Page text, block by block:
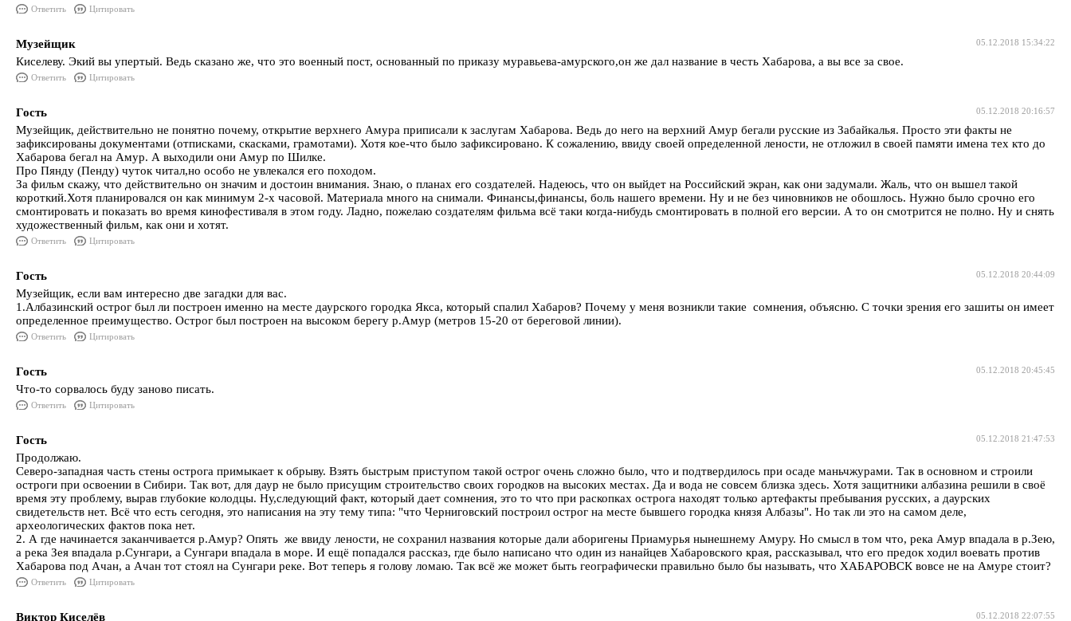
Ответить Цитировать
05.12.2018 15:34:22
Музейщик
Киселеву. Экий вы упертый. Ведь сказано же, что это военный пост, основанный по приказу муравьева-амурского,он же дал название в честь Хабарова, а вы все за свое.
Ответить Цитировать
05.12.2018 20:16:57
Гость
Музейщик, действительно не понятно почему, открытие верхнего Амура приписали к заслугам Хабарова. Ведь до него на верхний Амур бегали русские из Забайкалья. Просто эти факты не
зафиксированы документами (отписками, скасками, грамотами). Хотя кое-что было зафиксировано. К сожалению, ввиду своей определенной лености, не отложил в своей памяти имена тех кто до
Хабарова бегал на Амур. А выходили они Амур по Шилке.
Про Пянду (Пенду) чуток читал,но особо не увлекался его походом.
За фильм скажу, что действительно он значим и достоин внимания. Знаю, о планах его создателей. Надеюсь, что он выйдет на Российский экран, как они задумали. Жаль, что он вышел такой
короткий.Хотя планировался он как минимум 2-х часовой. Материала много на снимали. Финансы,финансы, боль нашего времени. Ну и не без чиновников не обошлось. Нужно было срочно его
смонтировать и показать во время кинофестиваля в этом году. Ладно, пожелаю создателям фильма всё таки когда-нибудь смонтировать в полной его версии. А то он смотрится не полно. Ну и снять
художественный фильм, как они и хотят.
Ответить Цитировать
05.12.2018 20:44:09
Гость
Музейщик, если вам интересно две загадки для вас.
1.Албазинский острог был ли построен именно на месте даурского городка Якса, который спалил Хабаров? Почему у меня возникли такие сомнения, объясню. С точки зрения его зашиты он имеет
определенное преимущество. Острог был построен на высоком берегу р.Амур (метров 15-20 от береговой линии).
Ответить Цитировать
05.12.2018 20:45:45
Гость
Что-то сорвалось буду заново писать.
Ответить Цитировать
05.12.2018 21:47:53
Гость
Продолжаю.
Северо-западная часть стены острога примыкает к обрыву. Взять быстрым приступом такой острог очень сложно было, что и подтвердилось при осаде маньчжурами. Так в основном и строили
остроги при освоении в Сибири. Так вот, для даур не было присущим строительство своих городков на высоких местах. Да и вода не совсем близка здесь. Хотя защитники албазина решили в своё
время эту проблему, вырав глубокие колодцы. Ну,следующий факт, который дает сомнения, это то что при раскопках острога находят только артефакты пребывания русских, а даурских
свидетельств нет. Всё что есть сегодня, это написания на эту тему типа: "что Черниговский построил острог на месте бывшего городка князя Албазы". Но так ли это на самом деле,
археологических фактов пока нет.
2. А где начинается заканчивается р.Амур? Опять же ввиду лености, не сохранил названия которые дали аборигены Приамурья нынешнему Амуру. Но смысл в том что, река Амур впадала в р.Зею,
а река Зея впадала р.Сунгари, а Сунгари впадала в море. И ещё попадался рассказ, где было написано что один из нанайцев Хабаровского края, рассказывал, что его предок ходил воевать против
Хабарова под Ачан, а Ачан тот стоял на Сунгари реке. Вот теперь я голову ломаю. Так всё же может быть географически правильно было бы называть, что ХАБАРОВСК вовсе не на Амуре стоит?
Ответить Цитировать
05.12.2018 22:07:55
Виктор Киселёв